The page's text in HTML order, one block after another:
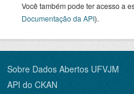
Você também pode ter acesso a
Documentação da API).
Sobre Dados Abertos UFVJM
API do CKAN